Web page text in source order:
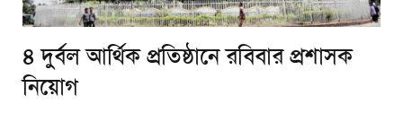
৪ দুর্বল আর্থিক প্রতিষ্ঠানে রবিবার প্রশাসক
নিয়োগ